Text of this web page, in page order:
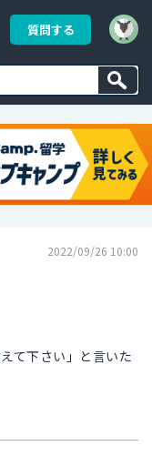
質問する
2022/09/26 10:00
て下さい」と言いた